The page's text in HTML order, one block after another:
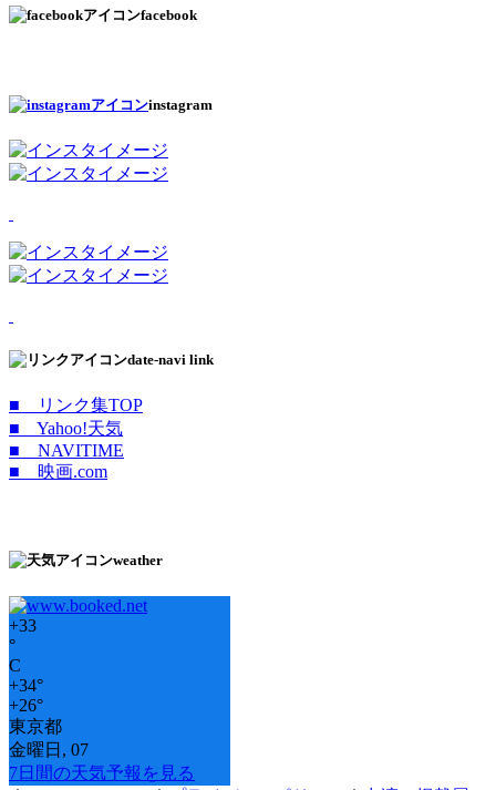
facebook
instagram
date-navi link
■ リンク集TOP
■ Yahoo!天気
■ NAVITIME
■ 映画.com
weather
+33
°
C
+34°
+26°
東京都
金曜日, 07
7日間の天気予報を見る